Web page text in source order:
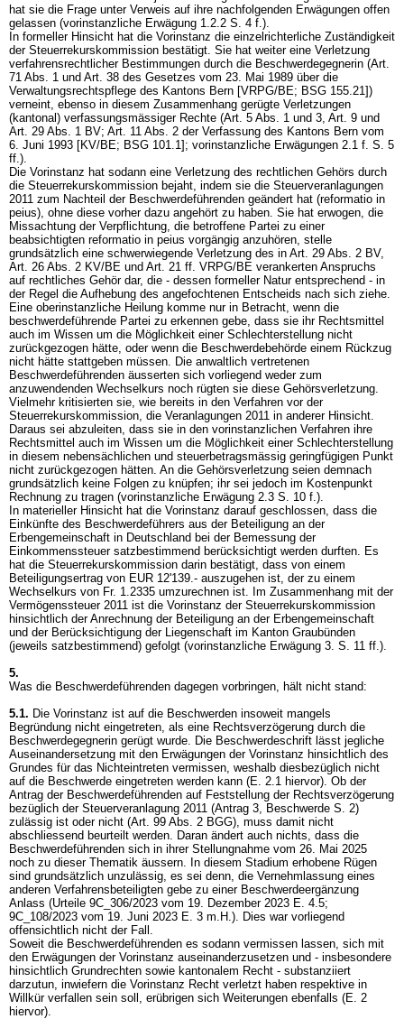
hat sie die Frage unter Verweis auf ihre nachfolgenden Erwägungen offen
gelassen (vorinstanzliche Erwägung 1.2.2 S. 4 f.).
In formeller Hinsicht hat die Vorinstanz die einzelrichterliche Zuständigkeit
der Steuerrekurskommission bestätigt. Sie hat weiter eine Verletzung
verfahrensrechtlicher Bestimmungen durch die Beschwerdegegnerin (Art.
71 Abs. 1 und Art. 38 des Gesetzes vom 23. Mai 1989 über die
Verwaltungsrechtspflege des Kantons Bern [VRPG/BE; BSG 155.21])
verneint, ebenso in diesem Zusammenhang gerügte Verletzungen
(kantonal) verfassungsmässiger Rechte (Art. 5 Abs. 1 und 3, Art. 9 und
Art. 29 Abs. 1 BV; Art. 11 Abs. 2 der Verfassung des Kantons Bern vom
6. Juni 1993 [KV/BE; BSG 101.1]; vorinstanzliche Erwägungen 2.1 f. S. 5
ff.).
Die Vorinstanz hat sodann eine Verletzung des rechtlichen Gehörs durch
die Steuerrekurskommission bejaht, indem sie die Steuerveranlagungen
2011 zum Nachteil der Beschwerdeführenden geändert hat (reformatio in
peius), ohne diese vorher dazu angehört zu haben. Sie hat erwogen, die
Missachtung der Verpflichtung, die betroffene Partei zu einer
beabsichtigten reformatio in peius vorgängig anzuhören, stelle
grundsätzlich eine schwerwiegende Verletzung des in Art. 29 Abs. 2 BV,
Art. 26 Abs. 2 KV/BE und Art. 21 ff. VRPG/BE verankerten Anspruchs
auf rechtliches Gehör dar, die - dessen formeller Natur entsprechend - in
der Regel die Aufhebung des angefochtenen Entscheids nach sich ziehe.
Eine oberinstanzliche Heilung komme nur in Betracht, wenn die
beschwerdeführende Partei zu erkennen gebe, dass sie ihr Rechtsmittel
auch im Wissen um die Möglichkeit einer Schlechterstellung nicht
zurückgezogen hätte, oder wenn die Beschwerdebehörde einem Rückzug
nicht hätte stattgeben müssen. Die anwaltlich vertretenen
Beschwerdeführenden äusserten sich vorliegend weder zum
anzuwendenden Wechselkurs noch rügten sie diese Gehörsverletzung.
Vielmehr kritisierten sie, wie bereits in den Verfahren vor der
Steuerrekurskommission, die Veranlagungen 2011 in anderer Hinsicht.
Daraus sei abzuleiten, dass sie in den vorinstanzlichen Verfahren ihre
Rechtsmittel auch im Wissen um die Möglichkeit einer Schlechterstellung
in diesem nebensächlichen und steuerbetragsmässig geringfügigen Punkt
nicht zurückgezogen hätten. An die Gehörsverletzung seien demnach
grundsätzlich keine Folgen zu knüpfen; ihr sei jedoch im Kostenpunkt
Rechnung zu tragen (vorinstanzliche Erwägung 2.3 S. 10 f.).
In materieller Hinsicht hat die Vorinstanz darauf geschlossen, dass die
Einkünfte des Beschwerdeführers aus der Beteiligung an der
Erbengemeinschaft in Deutschland bei der Bemessung der
Einkommenssteuer satzbestimmend berücksichtigt werden durften. Es
hat die Steuerrekurskommission darin bestätigt, dass von einem
Beteiligungsertrag von EUR 12'139.- auszugehen ist, der zu einem
Wechselkurs von Fr. 1.2335 umzurechnen ist. Im Zusammenhang mit der
Vermögenssteuer 2011 ist die Vorinstanz der Steuerrekurskommission
hinsichtlich der Anrechnung der Beteiligung an der Erbengemeinschaft
und der Berücksichtigung der Liegenschaft im Kanton Graubünden
(jeweils satzbestimmend) gefolgt (vorinstanzliche Erwägung 3. S. 11 ff.).
5.
Was die Beschwerdeführenden dagegen vorbringen, hält nicht stand:
5.1. Die Vorinstanz ist auf die Beschwerden insoweit mangels
Begründung nicht eingetreten, als eine Rechtsverzögerung durch die
Beschwerdegegnerin gerügt wurde. Die Beschwerdeschrift lässt jegliche
Auseinandersetzung mit den Erwägungen der Vorinstanz hinsichtlich des
Grundes für das Nichteintreten vermissen, weshalb diesbezüglich nicht
auf die Beschwerde eingetreten werden kann (E. 2.1 hiervor). Ob der
Antrag der Beschwerdeführenden auf Feststellung der Rechtsverzögerung
bezüglich der Steuerveranlagung 2011 (Antrag 3, Beschwerde S. 2)
zulässig ist oder nicht (Art. 99 Abs. 2 BGG), muss damit nicht
abschliessend beurteilt werden. Daran ändert auch nichts, dass die
Beschwerdeführenden sich in ihrer Stellungnahme vom 26. Mai 2025
noch zu dieser Thematik äussern. In diesem Stadium erhobene Rügen
sind grundsätzlich unzulässig, es sei denn, die Vernehmlassung eines
anderen Verfahrensbeteiligten gebe zu einer Beschwerdeergänzung
Anlass (Urteile 9C_306/2023 vom 19. Dezember 2023 E. 4.5;
9C_108/2023 vom 19. Juni 2023 E. 3 m.H.). Dies war vorliegend
offensichtlich nicht der Fall.
Soweit die Beschwerdeführenden es sodann vermissen lassen, sich mit
den Erwägungen der Vorinstanz auseinanderzusetzen und - insbesondere
hinsichtlich Grundrechten sowie kantonalem Recht - substanziiert
darzutun, inwiefern die Vorinstanz Recht verletzt haben respektive in
Willkür verfallen sein soll, erübrigen sich Weiterungen ebenfalls (E. 2
hiervor).